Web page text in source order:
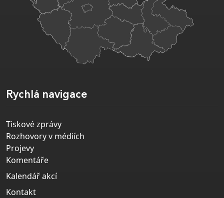
Rychlá navigace
Tiskové zprávy
Rozhovory v médiích
Projevy
Komentáře
Kalendář akcí
Kontakt